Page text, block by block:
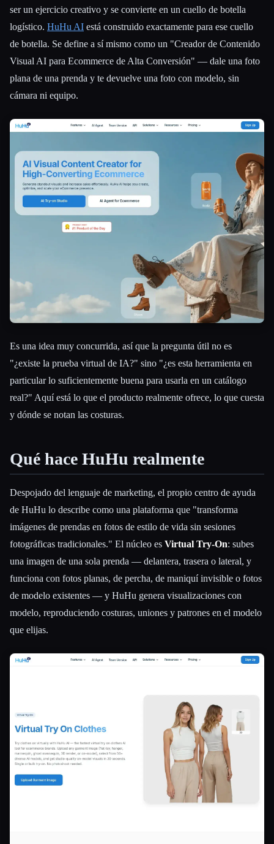
Esc
ser un ejercicio creativo y se convierte en un cuello de botella
logístico. HuHu AI está construido exactamente para ese cuello
de botella. Se define a sí mismo como un "Creador de Contenido
Visual AI para Ecommerce de Alta Conversión" — dale una foto
plana de una prenda y te devuelve una foto con modelo, sin
cámara ni equipo.
Es una idea muy concurrida, así que la pregunta útil no es
"¿existe la prueba virtual de IA?" sino "¿es esta herramienta en
particular lo suficientemente buena para usarla en un catálogo
real?" Aquí está lo que el producto realmente ofrece, lo que cuesta
y dónde se notan las costuras.
Qué hace HuHu realmente
Despojado del lenguaje de marketing, el propio centro de ayuda
de HuHu lo describe como una plataforma que "transforma
imágenes de prendas en fotos de estilo de vida sin sesiones
fotográficas tradicionales." El núcleo es Virtual Try-On: subes
una imagen de una sola prenda — delantera, trasera o lateral, y
funciona con fotos planas, de percha, de maniquí invisible o fotos
de modelo existentes — y HuHu genera visualizaciones con
modelo, reproduciendo costuras, uniones y patrones en el modelo
que elijas.